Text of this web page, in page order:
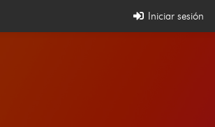
Iniciar sesión